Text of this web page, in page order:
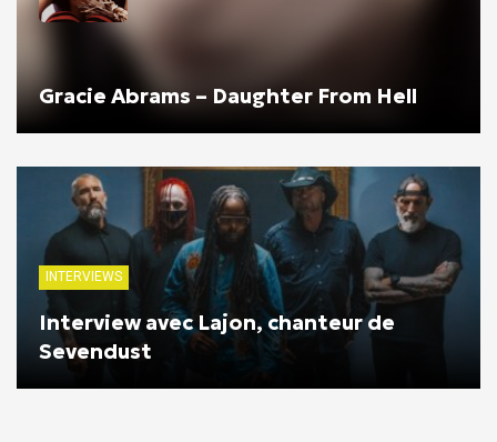
Gracie Abrams – Daughter From Hell
INTERVIEWS
Interview avec Lajon, chanteur de
Sevendust